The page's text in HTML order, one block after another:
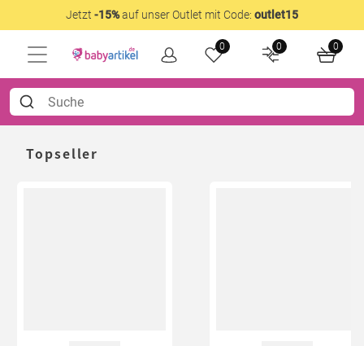
Jetzt -15%auf unser Outlet mit Code: outlet15
0 0 0
Topseller